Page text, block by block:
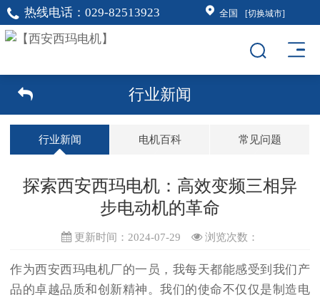
热线电话： 029-82513923 全国 [切换城市]
行业新闻
行业新闻 电机百科 常见问题
探索西安西玛电机：高效变频三相异
步电动机的革命
更新时间：2024-07-29 浏览次数：
作为西安西玛电机厂的一员，我每天都能感受到我们产
品的卓越品质和创新精神。我们的使命不仅仅是制造电